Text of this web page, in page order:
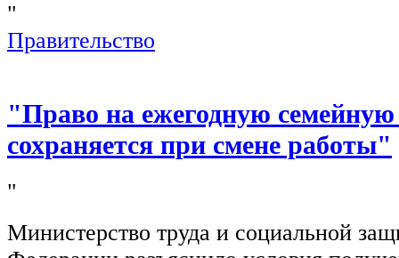
"
Правительство
"Право на ежегодную
сохраняется при смене работы"
"
Министерство труда и социальной